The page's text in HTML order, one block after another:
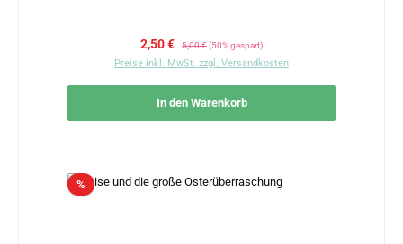
Verkaufspreis:
2,50 € Regulärer Preis:
5,00 €(50% gespart)
Preise inkl. MwSt. zzgl. Versandkosten
In den Warenkorb
%Rabatt